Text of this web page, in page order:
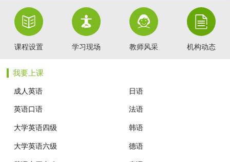
联系我们

课程设置

学习现场

教师风采

机构动态
我要上课
成人英语 日语
英语口语 法语
大学英语四级 韩语
大学英语六级 德语